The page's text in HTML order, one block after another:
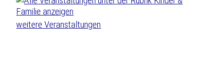
weitere Veranstaltungen